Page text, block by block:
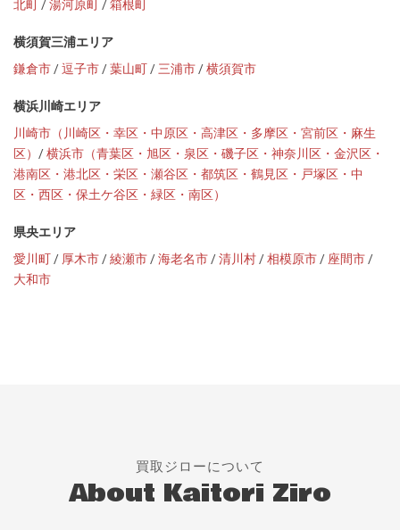
北町 /湯河原町 /箱根町
横須賀三浦エリア
鎌倉市/逗子市/葉山町/三浦市/横須賀市
横浜川崎エリア
川崎市（川崎区・幸区・中原区・高津区・多摩区・宮前区・麻生
区） /横浜市（青葉区・旭区・泉区・磯子区・神奈川区・金沢区・
港南区・港北区・栄区・瀬谷区・都筑区・鶴見区・戸塚区・中
区・西区・保土ケ谷区・緑区・南区）
県央エリア
愛川町/ 厚木市/綾瀬市/海老名市/清川村/相模原市/ 座間市/
大和市
買取ジローについて
About Kaitori Ziro